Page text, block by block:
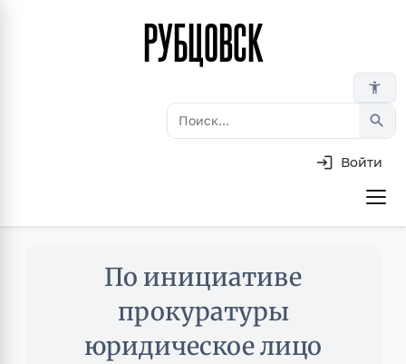
РУБЦОВСК
accessibility_new
search
Войти
По инициативе
прокуратуры
юридическое лицо